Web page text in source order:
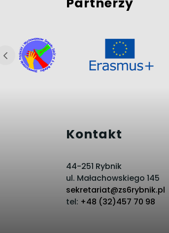
Kontakt
44-251 Rybnik
ul. Małachowskiego 145
sekretariat@zs6rybnik.pl
tel: +48 (32)457 70 98